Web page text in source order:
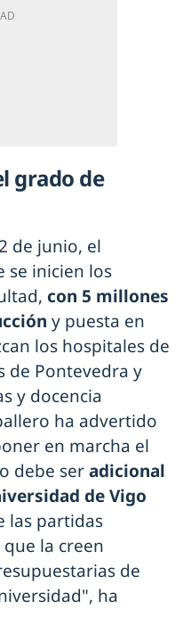
grado de
de junio, el
se inicien los
con 5 millones
y puesta en
los hospitales de
de Pontevedra y
y docencia
ha advertido
en marcha el
debe seradicional
de Vigo
las partidas
la creen
de
ha